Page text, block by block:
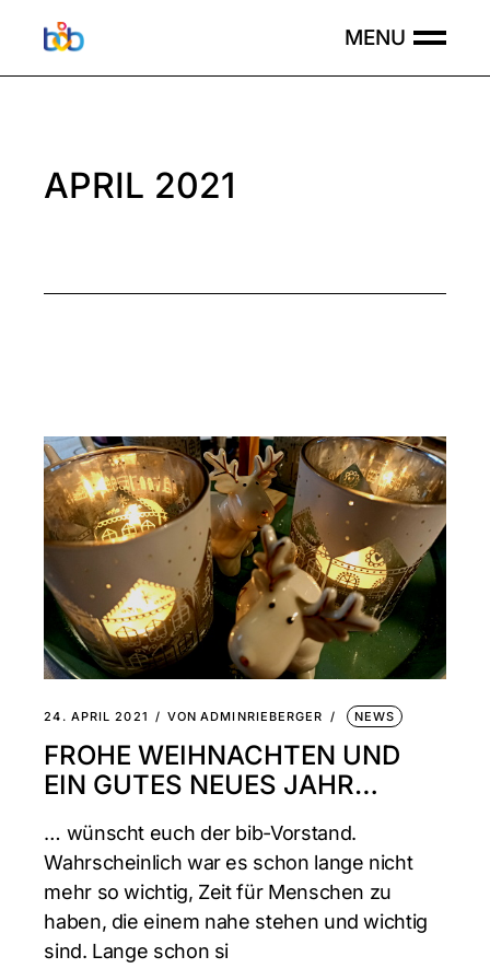
APRIL 2021
24. APRIL 2021 VON ADMINRIEBERGER NEWS
FROHE WEIHNACHTEN UND
EIN GUTES NEUES JAHR…
… wünscht euch der bib-Vorstand.
Wahrscheinlich war es schon lange nicht
mehr so wichtig, Zeit für Menschen zu
haben, die einem nahe stehen und wichtig
sind. Lange schon si